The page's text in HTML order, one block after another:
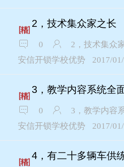
2，技术集众家之长
0
2，技术集众
安信开锁学校优势
2017/
3，教学内容系统全
0
3，教学内容
安信开锁学校优势
2017/
4，有二十多辆车供